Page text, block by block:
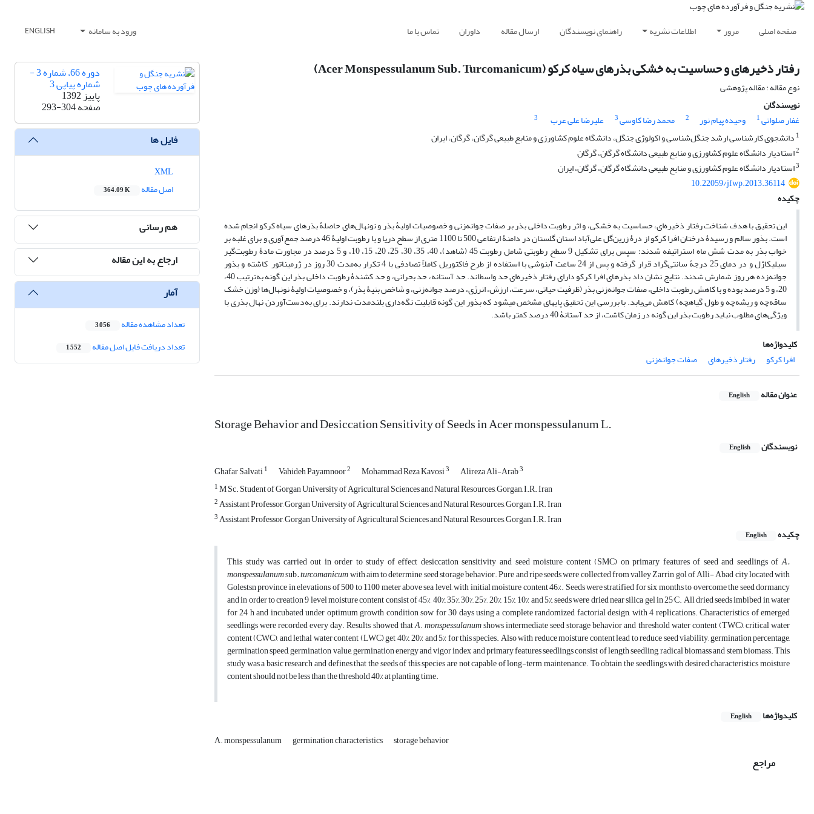
صفحه اصلی مرور اطلاعات نشریه راهنمای نویسندگان ارسال مقاله داوران تماس با ما ورود به سامانه ENGLISH
رفتار ذخیره‏ای و حساسیت به خشکی بذرهای سیاه کرکو (Acer Monspessulanum Sub. Turcomanicum)
نوع مقاله : مقاله پژوهشی
نویسندگان
غفار صلواتی1 وحیده پیام نور 2 محمد رضا کاوسی3 علیرضا علی عرب
3
1 دانشجوی کارشناسی ارشد جنگل‌شناسی و اکولوژی جنگل، دانشگاه علوم کشاورزی و منابع طبیعی گرگان، گرگان، ایران
2استادیار دانشگاه علوم کشاورزی و منابع طبیعی دانشگاه گرگان، گرگان
3استادیار دانشگاه علوم کشاورزی و منابع طبیعی دانشگاه گرگان، گرگان، ایران
10.22059/jfwp.2013.36114
چکیده
این تحقیق با هدف شناخت رفتار ذخیره‌ای، حساسیت به خشکی، و اثر رطوبت داخلی بذر بر صفات جوانه‌زنی و خصوصیات اولیۀ بذر و نونهال‌های حاصلۀ بذرهای سیاه‌ کرکو انجام شده
است. بذور سالم و رسیدۀ درختان افرا‌ کرکو از درۀ زرین‌گل علی‌آباد استان گلستان در دامنۀ ارتفاعی 500 تا 1100 متری از سطح دریا و با رطوبت اولیۀ 46 درصد جمع‌آوری و برای غلبه بر
خواب بذر به مدت شش ماه استراتیفه شدند؛ سپس برای تشکیل 9 سطح رطوبتی شامل رطوبت 45 (شاهد)، 40، 35، 30، 25، 20، 15، 10، و 5 درصد در مجاورت مادۀ رطوبت‌گیر
سیلیکاژل و در دمای 25 درجۀ‌ سانتی‌گراد قرار گرفته و پس از 24 ساعت آبنوشی با استفاده از طرح فاکتوریل کاملاً تصادفی با 4 تکرار به‌مدت 30 روز در ژرمیناتور کاشته و بذور
جوانه‌زده هر روز شمارش شدند. نتایج نشان داد بذرهای افرا‌ کرکو دارای رفتار ذخیره‌ای حد واسط‌اند. حد آستانه، حد بحرانی، و حد کشندۀ رطوبت داخلی بذر این گونه به‌ترتیب 40،
20، و 5 درصد بوده و با کاهش رطوبت داخلی، صفات جوانه‌زنی بذر (ظرفیت حیاتی، سرعت، ارزش، انرژی، درصد جوانه‌زنی، و شاخص بنیۀ بذر)، و خصوصیات اولیۀ نونهال‌ها (وزن خشک
ساقه‌چه و ریشه‌چه و طول گیاهچه) کاهش می‌یابد. با بررسی این تحقیق پایه‏ای مشخص می‏شود که بذور این گونه قابلیت نگه‌داری بلند‌مدت ندارند. برای به‌دست‌آوردن نهال بذری با
ویژگی‌های مطلوب نباید رطوبت بذر این گونه در زمان کاشت، از حد آستانۀ 40 درصد کمتر باشد.
کلیدواژه‌ها
افرا‌ کرکو
رفتار ذخیره‏ای صفات جوانه‌زنی
عنوان مقاله English
Storage Behavior and Desiccation Sensitivity of Seeds in Acer monspessulanum L.
نویسندگان English
Ghafar Salvati1 Vahideh Payamnoor2 Mohammad Reza Kavosi3 Alireza Ali-Arab3
1M Sc. Student of Gorgan University of Agricultural Sciences and Natural Resources, Gorgan, I.R. Iran
2Assistant Professor, Gorgan University of Agricultural Sciences and Natural Resources, Gorgan, I.R. Iran
3Assistant Professor, Gorgan University of Agricultural Sciences and Natural Resources, Gorgan, I.R. Iran
چکیده
English
This study was carried out in order to study of effect desiccation sensitivity and seed moisture content (SMC) on primary features of seed and seedlings ofA.
monspessulanumsub. turcomanicumwith aim to determine seed storage behavior. Pure and ripe seeds were collected from valley Zarrin gol of Alli- Abad city located with
Golestsn province in elevations of 500 to 1100 meter above sea level, with initial moisture content 46%. Seeds were stratified for six months to overcome the seed dormancy
and in order to creation 9 level moisture content consist of 45%, 40%, 35%, 30%, 25%, 20%, 15%, 10% and 5%, seeds were dried near silica gel in 25°C. All dried seeds imbibed in water
for 24 h and incubated under optimum growth condition sow for 30 days using a complete randomized factorial design, with 4 replications. Characteristics of emerged
seedlings were recorded every day. Results showed thatA.monspessulanumshows intermediate seed storage behavior and threshold water content (TWC), critical water
content (CWC), and lethal water content (LWC) get 40%, 20% and 5% for this species. Also with reduce moisture content lead to reduce seed viability, germination percentage,
germination speed, germination value, germination energy and vigor index and primary features seedlings consist of length seedling, radical biomass and stem biomass. This
study was a basic research and defines that the seeds of this species are not capable of long-term maintenance. To obtain the seedlings with desired characteristics moisture
content should not be less than the threshold 40% at planting time.
کلیدواژه‌ها English
A. monspessulanum germination characteristics storage behavior
مراجع
دوره 66، شماره 3 -
شماره پیاپی 3
پاییز 1392
صفحه293-304
فایل ها
اصل مقاله
364.09 K
هم رسانی
ارجاع به این مقاله
آمار
تعداد مشاهده مقاله 3,056
تعداد دریافت فایل اصل مقاله 1,552